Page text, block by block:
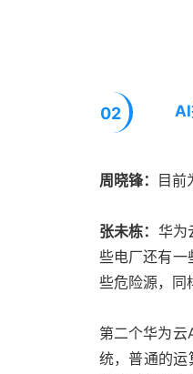
02
周晓锋： 目前
张未栋： 华为
些电厂还有一
些危险源，同
第二个华为
统，普通的